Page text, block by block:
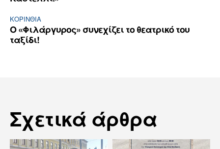
ΚΟΡΙΝΘΊΑ
Ο «Φιλάργυρος» συνεχίζει το θεατρικό του
ταξίδι!
Σχετικά άρθρα